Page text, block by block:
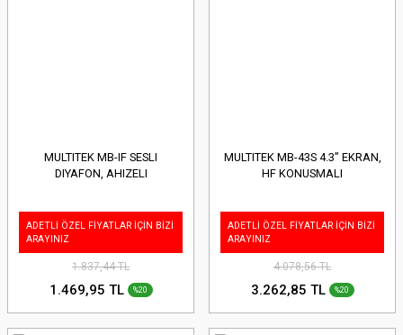
MULTITEK MB-IF SESLI
DIYAFON, AHIZELI
ADETLİ ÖZEL FİYATLAR İÇİN BİZİ
ARAYINIZ
1.837,44 TL
1.469,95 TL %20
MULTITEK MB-43S 4.3” EKRAN,
HF KONUSMALI
ADETLİ ÖZEL FİYATLAR İÇİN BİZİ
ARAYINIZ
4.078,56 TL
3.262,85 TL %20